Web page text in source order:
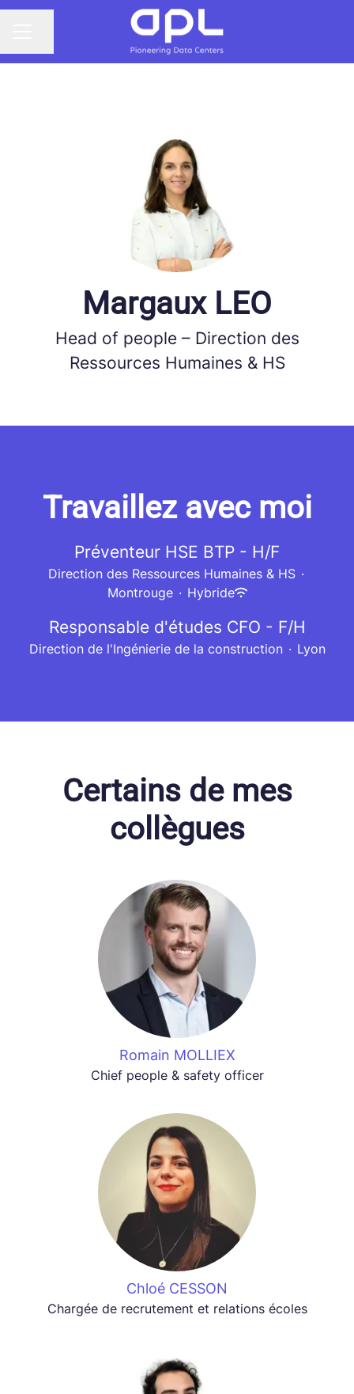
Margaux LEO
Head of people – Direction des
Ressources Humaines & HS
Travaillez avec moi
Préventeur HSE BTP - H/F
Direction des Ressources Humaines & HS ·
Montrouge · Hybride
Responsable d'études CFO - F/H
Direction de l'Ingénierie de la construction · Lyon
Certains de mes
collègues
Romain MOLLIEX
Chief people & safety officer
Chloé CESSON
Chargée de recrutement et relations écoles